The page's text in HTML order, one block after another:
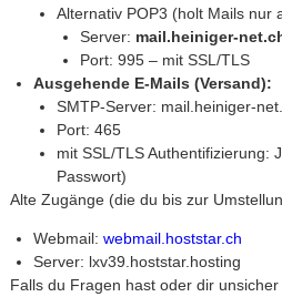
Alternativ POP3 (holt Mails nur
Server: mail.heiniger-
Port: 995 – mit SSL/TLS
Ausgehende E-Mails (Versand):
SMTP-Server: mail.heiniger-
Port: 465
mit SSL/TLS Authentifizierung:
Passwort)
Alte Zugänge (die du bis zur
Webmail: webmail.hoststar.ch
Server: lxv39.hoststar.hosting
Falls du Fragen hast oder dir